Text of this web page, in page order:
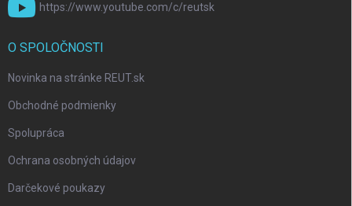
https://www.youtube.com/c/reutsk
O SPOLOČNOSTI
Novinka na stránke REUT.sk
Obchodné podmienky
Spolupráca
Ochrana osobných údajov
Darčekové poukazy